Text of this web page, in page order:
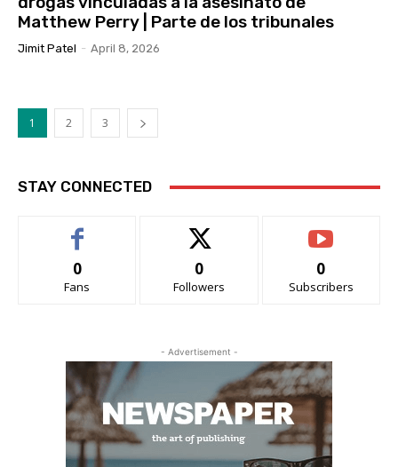
Matthew Perry | Parte de los tribunales
Jimit Patel - April 8, 2026
1 2 3
STAY CONNECTED
0
Fans
0
Followers
0
Subscribers
- Advertisement -